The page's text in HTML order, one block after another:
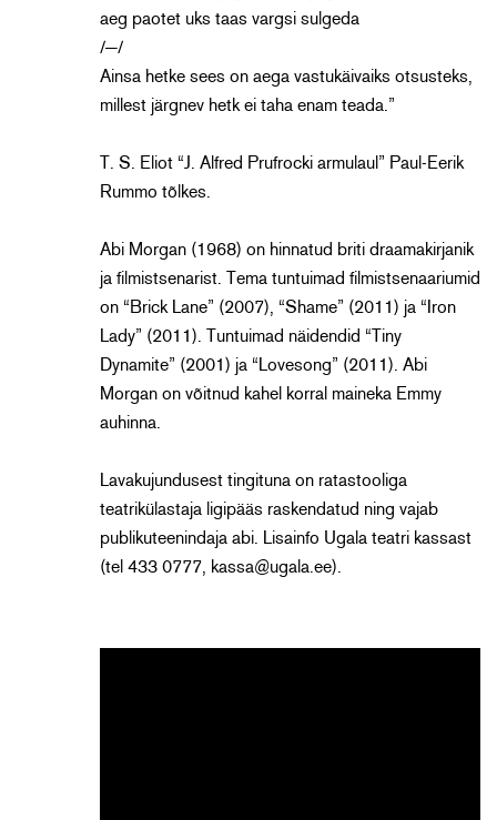
aeg paotet uks taas vargsi sulgeda
/—/
Ainsa hetke sees on aega vastukäivaiks otsusteks,
millest järgnev hetk ei taha enam teada.”
T. S. Eliot “J. Alfred Prufrocki armulaul” Paul-Eerik
Rummo tõlkes.
Abi Morgan (1968) on hinnatud briti draamakirjanik
ja filmistsenarist. Tema tuntuimad filmistsenaariumid
on “Brick Lane” (2007), “Shame” (2011) ja “Iron
Lady” (2011). Tuntuimad näidendid “Tiny
Dynamite” (2001) ja “Lovesong” (2011). Abi
Morgan on võitnud kahel korral maineka Emmy
auhinna.
Lavakujundusest tingituna on ratastooliga
teatrikülastaja ligipääs raskendatud ning vajab
publikuteenindaja abi. Lisainfo Ugala teatri kassast
(tel 433 0777, kassa@ugala.ee).